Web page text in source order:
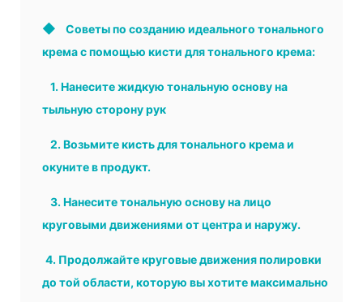
◆
Советы по созданию идеального тонального
крема с помощью кисти для тонального крема:
1.Нанесите жидкую тональную основу на
тыльную сторону рук
2.Возьмите кисть для тонального крема и
окуните в продукт.
3.Нанесите тональную основу на лицо
круговыми движениями от центра и наружу.
4. Продолжайте круговые движения полировки
до той области, которую вы хотите максимально